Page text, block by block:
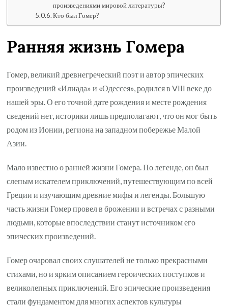
произведениями мировой литературы?
Кто был Гомер?
Ранняя жизнь Гомера
Гомер, великий древнегреческий поэт и автор эпических
произведений «Илиада» и «Одессея», родился в VIII веке до
нашей эры. О его точной дате рождения и месте рождения
сведений нет, историки лишь предполагают, что он мог быть
родом из Ионии, региона на западном побережье Малой
Азии.
Мало известно о ранней жизни Гомера. По легенде, он был
слепым искателем приключений, путешествующим по всей
Греции и изучающим древние мифы и легенды. Большую
часть жизни Гомер провел в брожении и встречах с разными
людьми, которые впоследствии станут источником его
эпических произведений.
Гомер очаровал своих слушателей не только прекрасными
стихами, но и ярким описанием героических поступков и
великолепных приключений. Его эпические произведения
стали фундаментом для многих аспектов культуры